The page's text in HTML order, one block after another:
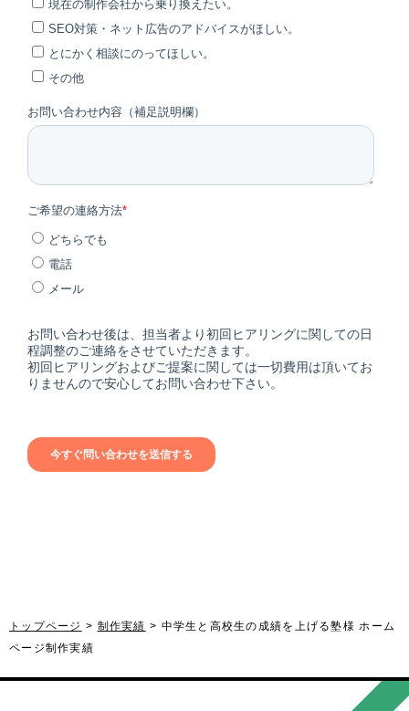
トップページ 制作実績
中学生と高校生の成績を上げる塾様 ホーム
ページ制作実績